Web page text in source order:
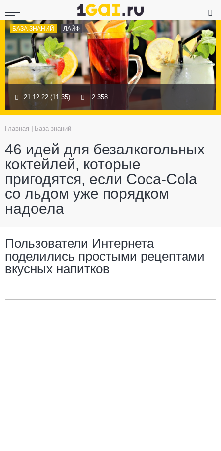
БАЗА ЗНАНИЙ ЛАЙФ
21.12.22 (11:35) 2 358
Главная База знаний
46 идей для безалкогольных
коктейлей, которые
пригодятся, если Coca-Cola
со льдом уже порядком
надоела
Пользователи Интернета
поделились простыми рецептами
вкусных напитков